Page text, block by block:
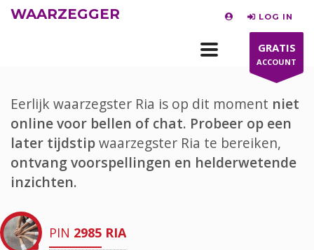
WAARZEGGER LOG IN
GRATIS
ACCOUNT
Eerlijk waarzegster Ria is op dit moment niet
online voor bellen of chat. Probeer op een
later tijdstipwaarzegster Ria te bereiken,
ontvang voorspellingen en helderwetende
inzichten.
PIN 2985 RIA